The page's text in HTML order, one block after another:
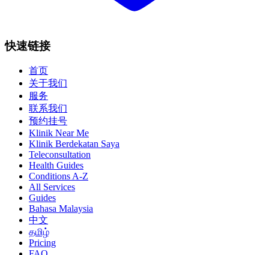
快速链接
首页
关于我们
服务
联系我们
预约挂号
Klinik Near Me
Klinik Berdekatan Saya
Teleconsultation
Health Guides
Conditions A-Z
All Services
Guides
Bahasa Malaysia
中文
தமிழ்
Pricing